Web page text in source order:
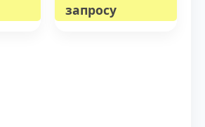
запросу